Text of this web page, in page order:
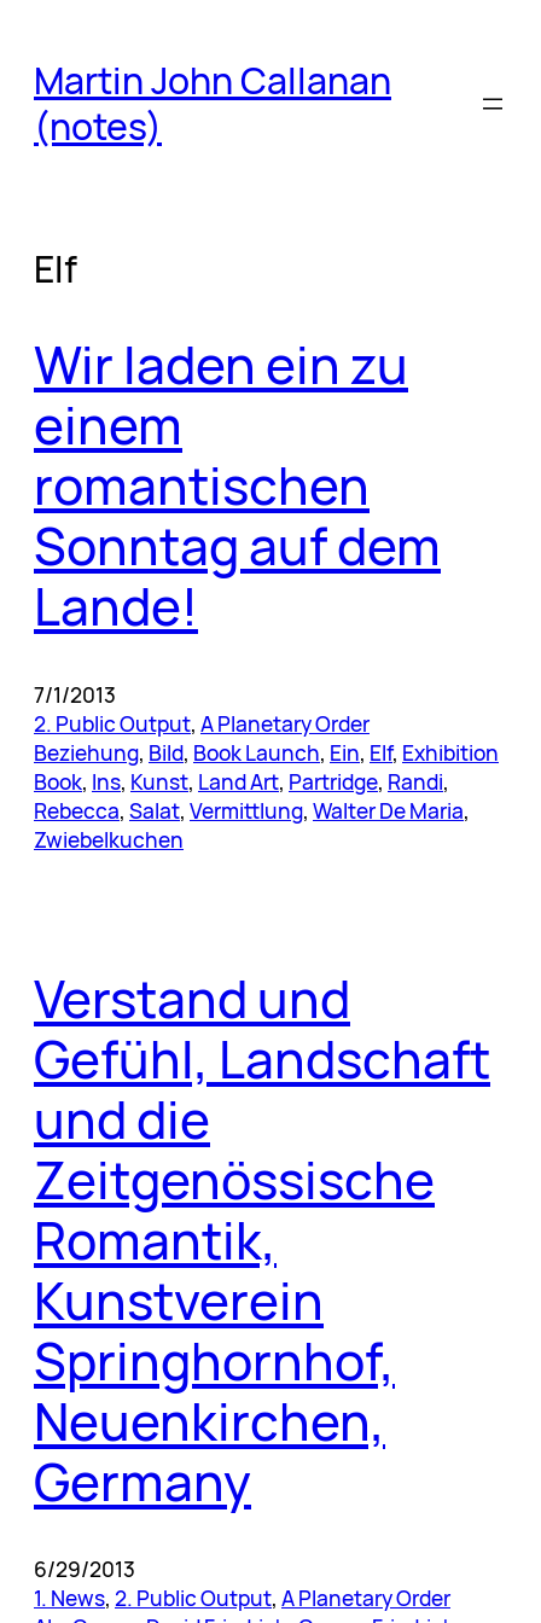
content
Martin John Callanan
(notes)
Elf
Wir laden ein zu
einem
romantischen
Sonntag auf dem
Lande!
7/1/2013
2. Public Output, A Planetary Order
Beziehung, Bild, Book Launch, Ein, Elf, Exhibition
Book, Ins, Kunst, Land Art, Partridge, Randi
Rebecca, Salat, Vermittlung, Walter De Maria
Zwiebelkuchen
Verstand und
Gefühl, Landschaft
und die
Zeitgenössische
Romantik,
Kunstverein
Springhornhof,
Neuenkirchen,
Germany
6/29/2013
1. News, 2. Public Output, A Planetary Order